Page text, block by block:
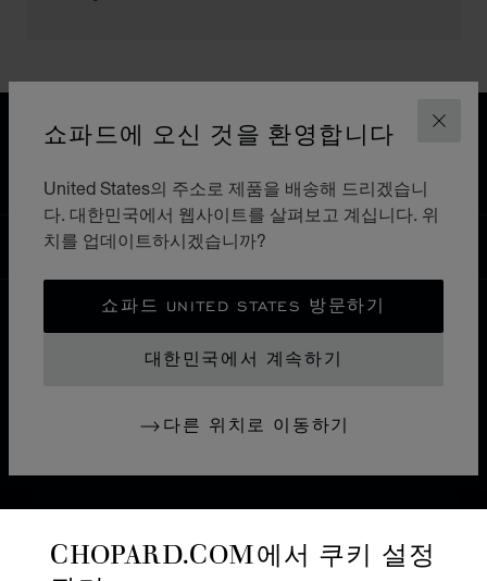
닫기
쇼파드에 오신 것을 환영합니다
United States의 주소로 제품을 배송해 드리겠습니
다. 대한민국에서 웹사이트를 살펴보고 계십니다. 위
치를 업데이트하시겠습니까?
쇼파드 UNITED STATES 방문하기
대한민국에서 계속하기
다른 위치로 이동하기
매장 찾기 모든 매장 아시아 오세아니아
대한민국
현지화(국가 변경)
국가 변경
CHOPARD.COM에서 쿠키 설정